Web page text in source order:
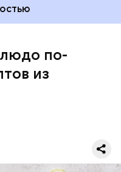
по-
из